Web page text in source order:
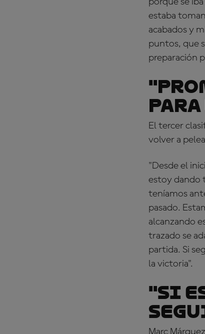
porque se
estaba
acabados y
puntos, que
preparación
El tercer
volver a
"Desde el
estoy dando
teníamos
pasado.
alcanzando
trazado se
partida. Si
la victoria".
"Si
Marc